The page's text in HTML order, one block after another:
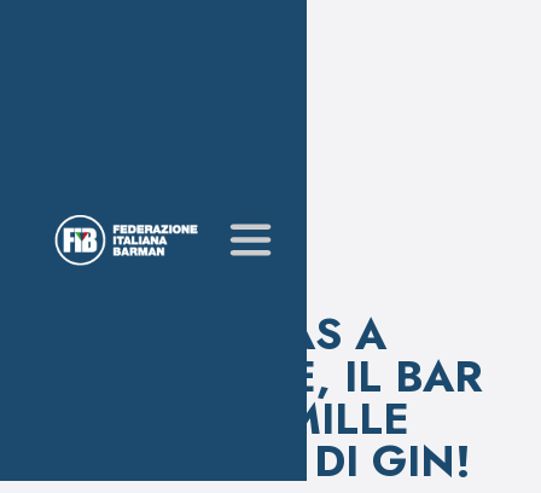
L’ ATLAS A
SINGAPORE, IL BAR
DALLE MILLE
BOTTIGLIE DI GIN!